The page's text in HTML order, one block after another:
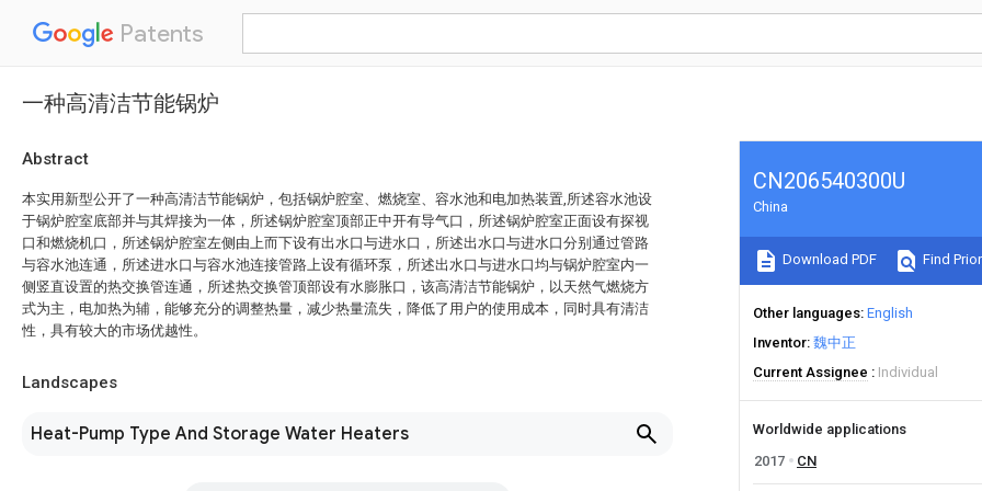
Patents
一种高清洁节能锅炉
Abstract
本实用新型公开了一种高清洁节能锅炉，包括锅炉腔室、燃烧室、容水池和电加热装置,所述容水池设
于锅炉腔室底部并与其焊接为一体，所述锅炉腔室顶部正中开有导气口，所述锅炉腔室正面设有探视
口和燃烧机口，所述锅炉腔室左侧由上而下设有出水口与进水口，所述出水口与进水口分别通过管路
与容水池连通，所述进水口与容水池连接管路上设有循环泵，所述出水口与进水口均与锅炉腔室内一
侧竖直设置的热交换管连通，所述热交换管顶部设有水膨胀口，该高清洁节能锅炉，以天然气燃烧方
式为主，电加热为辅，能够充分的调整热量，减少热量流失，降低了用户的使用成本，同时具有清洁
性，具有较大的市场优越性。
Landscapes
Heat-Pump Type And Storage Water Heaters
CN206540300U
China
Download PDF Find
Other languages English
Inventor 魏中正
Current Assignee
Individual
Worldwide applications
2017
CN